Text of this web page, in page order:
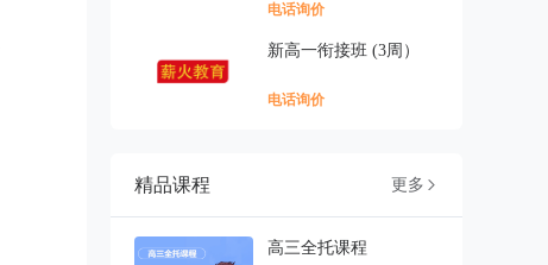
电话询价
新高一衔接班 (3周）
电话询价
精品课程 更多 
高三全托课程